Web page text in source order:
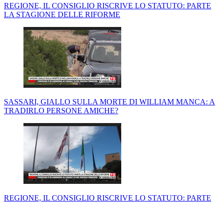
REGIONE, IL CONSIGLIO RISCRIVE LO STATUTO: PARTE
LA STAGIONE DELLE RIFORME
SASSARI, GIALLO SULLA MORTE DI WILLIAM MANCA: A
TRADIRLO PERSONE AMICHE?
REGIONE, IL CONSIGLIO RISCRIVE LO STATUTO: PARTE